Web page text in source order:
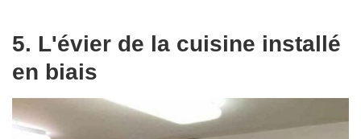
5. L'évier de la cuisine installé
en biais